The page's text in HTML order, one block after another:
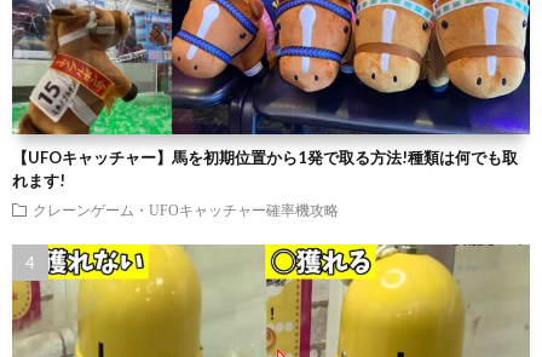
【UFOキャッチャー】馬を初期位置から1発で取る方法!種類は何でも取
れます!
クレーンゲーム・UFOキャッチャー確率機攻略